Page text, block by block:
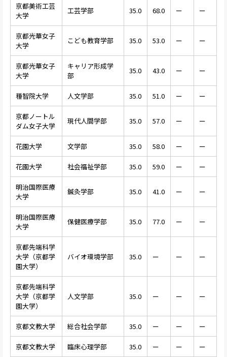
京都美術工芸
大学
工芸学部 35.0 68.0 ー ー
京都光華女子
大学
こども教育学部 35.0 53.0 ー ー
京都光華女子
大学
キャリア形成学
部
35.0 43.0 ー ー
種智院大学 人文学部 35.0 51.0 ー ー
京都ノートル
ダム女子大学
現代人間学部 35.0 57.0 ー ー
花園大学 文学部 35.0 58.0 ー ー
花園大学 社会福祉学部 35.0 59.0 ー ー
明治国際医療
大学
鍼灸学部 35.0 41.0 ー ー
明治国際医療
大学
保健医療学部 35.0 77.0 ー ー
京都先端科学
大学（京都学
園大学）
バイオ環境学部 35.0 ー ー ー
京都先端科学
大学（京都学
園大学）
人文学部 35.0 ー ー ー
京都文教大学 総合社会学部 35.0 ー ー ー
京都文教大学 臨床心理学部 35.0 ー ー ー